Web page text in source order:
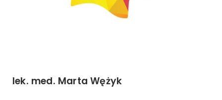
lek. med. Marta Wężyk